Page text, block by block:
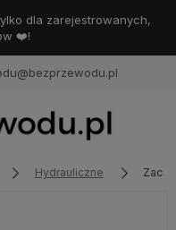
dla zarejestrowanych,
❤️!
Hydrauliczne